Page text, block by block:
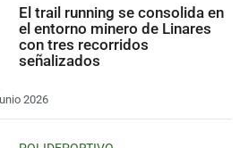
El trail running se consolida en
el entorno minero de Linares
con tres recorridos
señalizados
2026